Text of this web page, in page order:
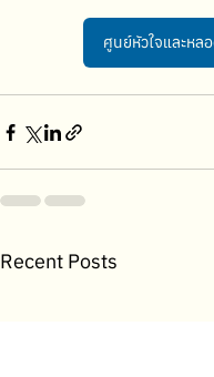
ศูนย์หัวใจและหล
Recent Posts